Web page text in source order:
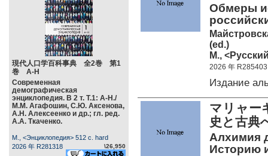
現代人口学百科事典 全2巻 第1
巻 А-Н
Современная
демографическая
энциклопедия. В 2 т. Т.1: А-Н./
М.М. Агафошин, С.Ю. Аксенова,
А.Н. Алексеенко и др.; гл. ред.
А.А. Ткаченко.
М., <Энциклопедия> 512 c. hard
2026 年 R281318
\26,950
Обмеры
(ed.)
М.,
2026 年 R285403
Издание
マリャ
史と古典
Алхимия
Историю